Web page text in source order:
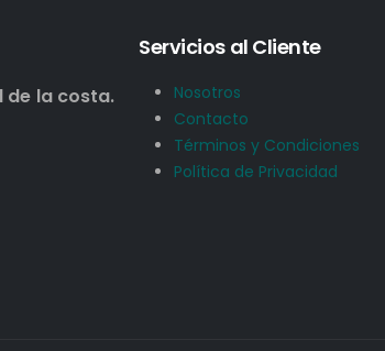
de la costa.
Servicios al Cliente
Nosotros
Contacto
Términos y Condiciones
Política de Privacidad